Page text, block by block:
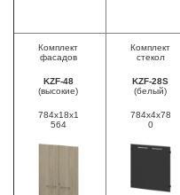
Комплект
фасадов
KZF-48
(высокие)
784х18х1
564
Комплект
стекол
KZF-28S
(белый)
784х4х78
0